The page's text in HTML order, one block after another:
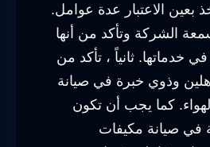
بعين الاعتبار عدة عوامل.
الشركة وتأكد من أنها
خدماتها. ثانياً ، تأكد من
وذوي خبرة في صيانة
كما يجب أن تكون
صيانة مكيفات